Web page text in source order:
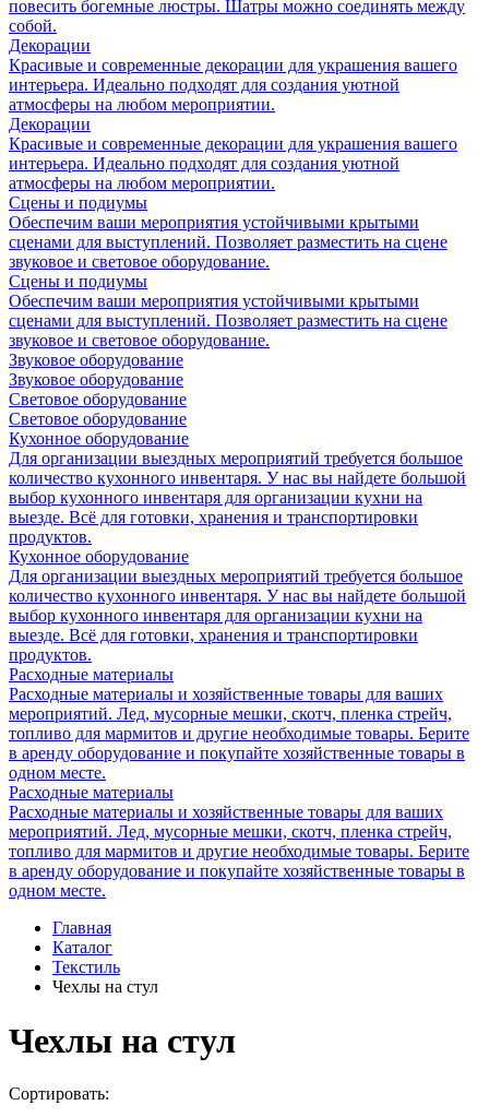
повесить богемные люстры. Шатры можно соединять между
собой.
Декорации
Красивые и современные декорации для украшения вашего
интерьера. Идеально подходят для создания уютной
атмосферы на любом мероприятии.
Декорации
Красивые и современные декорации для украшения вашего
интерьера. Идеально подходят для создания уютной
атмосферы на любом мероприятии.
Сцены и подиумы
Обеспечим ваши мероприятия устойчивыми крытыми
сценами для выступлений. Позволяет разместить на сцене
звуковое и световое оборудование.
Сцены и подиумы
Обеспечим ваши мероприятия устойчивыми крытыми
сценами для выступлений. Позволяет разместить на сцене
звуковое и световое оборудование.
Звуковое оборудование
Звуковое оборудование
Световое оборудование
Световое оборудование
Кухонное оборудование
Для организации выездных мероприятий требуется большое
количество кухонного инвентаря. У нас вы найдете большой
выбор кухонного инвентаря для организации кухни на
выезде. Всё для готовки, хранения и транспортировки
продуктов.
Кухонное оборудование
Для организации выездных мероприятий требуется большое
количество кухонного инвентаря. У нас вы найдете большой
выбор кухонного инвентаря для организации кухни на
выезде. Всё для готовки, хранения и транспортировки
продуктов.
Расходные материалы
Расходные материалы и хозяйственные товары для ваших
мероприятий. Лед, мусорные мешки, скотч, пленка стрейч,
топливо для мармитов и другие необходимые товары. Берите
в аренду оборудование и покупайте хозяйственные товары в
одном месте.
Расходные материалы
Расходные материалы и хозяйственные товары для ваших
мероприятий. Лед, мусорные мешки, скотч, пленка стрейч,
топливо для мармитов и другие необходимые товары. Берите
в аренду оборудование и покупайте хозяйственные товары в
одном месте.
Главная
Каталог
Текстиль
Чехлы на стул
Чехлы на стул
Сортировать: